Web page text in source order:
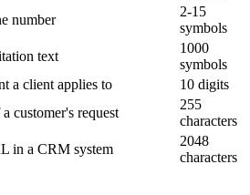
number
2-15
symbols
text
1000
symbols
a client applies to
10 digits
customer's request
255
characters
in a CRM system
2048
characters